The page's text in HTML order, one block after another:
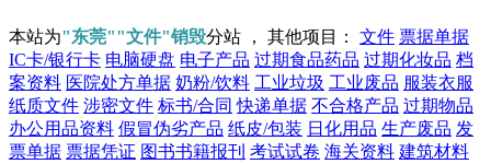
本站为"东莞""文件"销毁分站 ， 其他项目： 文件 票据单据
IC卡/银行卡 电脑硬盘 电子产品 过期食品药品 过期化妆品 档
案资料 医院处方单据 奶粉/饮料 工业垃圾 工业废品 服装衣服
纸质文件 涉密文件 标书/合同 快递单据 不合格产品 过期物品
办公用品资料 假冒伪劣产品 纸皮/包装 日化用品 生产废品 发
票单据 票据凭证 图书书籍报刊 考试试卷 海关资料 建筑材料